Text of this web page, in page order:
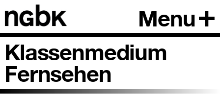
Menu
Klassenmedium
Fernsehen